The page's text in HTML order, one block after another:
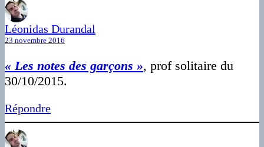
Léonidas Durandal
23 novembre 2016
« Les notes des garçons », prof solitaire du
30/10/2015.
Répondre